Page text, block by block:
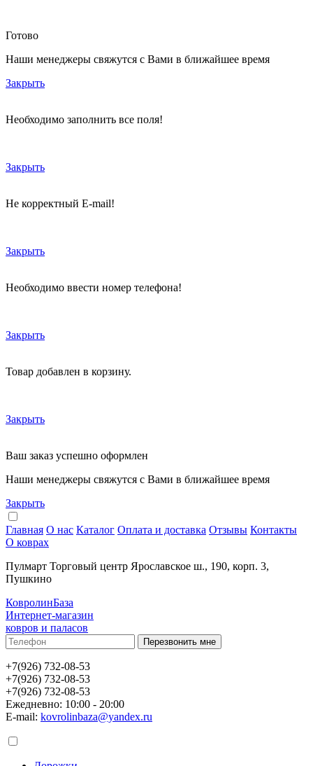
Готово
Наши менеджеры свяжутся с Вами в ближайшее время
Закрыть
Необходимо заполнить все поля!
Закрыть
Не корректный E-mail!
Закрыть
Необходимо ввести номер телефона!
Закрыть
Товар добавлен в корзину.
Закрыть
Ваш заказ успешно оформлен
Наши менеджеры свяжутся с Вами в ближайшее время
Закрыть
Главная О нас Каталог Оплата и доставка Отзывы Контакты
О коврах
Пулмарт Торговый центр Ярославское ш., 190, корп. 3,
Пушкино
КовролинБаза
Интернет-магазин
ковров и паласов
+7(926) 732-08-53
+7(926) 732-08-53
+7(926) 732-08-53
Ежедневно: 10:00 - 20:00
E-mail: kovrolinbaza@yandex.ru